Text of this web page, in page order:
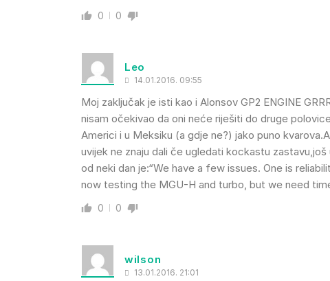
0 0
Leo
14.01.2016. 09:55
Moj zaključak je isti kao i Alonsov GP2 ENGINE
nisam očekivao da oni neće riješiti do druge
Americi i u Meksiku (a gdje ne?) jako puno
uvijek ne znaju dali če ugledati kockastu
od neki dan je:“We have a few issues. One is
now testing the MGU-H and turbo, but we need
0 0
wilson
13.01.2016. 21:01